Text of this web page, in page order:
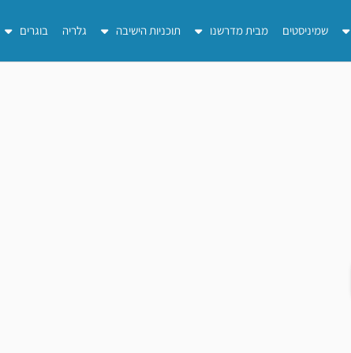
שמיניסטים מבית מדרשנו תוכניות הישיבה גלריה בוגרים